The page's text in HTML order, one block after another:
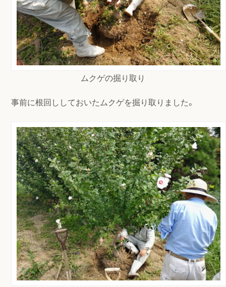
ムクゲの掘り取り
事前に根回ししておいたムクゲを掘り取りました。